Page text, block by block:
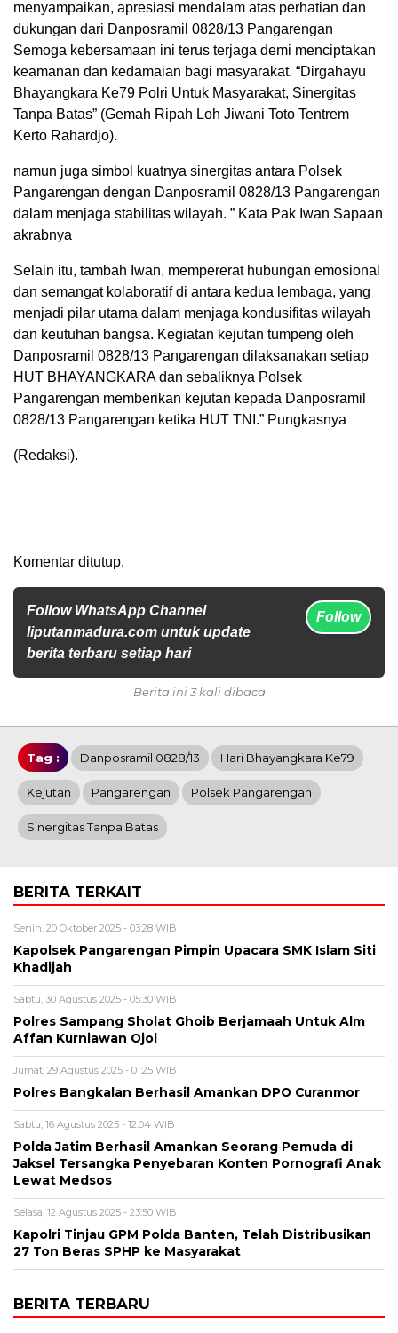
menyampaikan, apresiasi mendalam atas perhatian dan
dukungan dari Danposramil 0828/13 Pangarengan
Semoga kebersamaan ini terus terjaga demi menciptakan
keamanan dan kedamaian bagi masyarakat. “Dirgahayu
Bhayangkara Ke79 Polri Untuk Masyarakat, Sinergitas
Tanpa Batas” (Gemah Ripah Loh Jiwani Toto Tentrem
Kerto Rahardjo).
namun juga simbol kuatnya sinergitas antara Polsek
Pangarengan dengan Danposramil 0828/13 Pangarengan
dalam menjaga stabilitas wilayah. ” Kata Pak Iwan Sapaan
akrabnya
Selain itu, tambah Iwan, mempererat hubungan emosional
dan semangat kolaboratif di antara kedua lembaga, yang
menjadi pilar utama dalam menjaga kondusifitas wilayah
dan keutuhan bangsa. Kegiatan kejutan tumpeng oleh
Danposramil 0828/13 Pangarengan dilaksanakan setiap
HUT BHAYANGKARA dan sebaliknya Polsek
Pangarengan memberikan kejutan kepada Danposramil
0828/13 Pangarengan ketika HUT TNI.” Pungkasnya
(Redaksi).
Komentar ditutup.
Follow WhatsApp Channel
liputanmadura.com untuk update
berita terbaru setiap hari
Follow
Berita ini 3 kali dibaca
Tag : Danposramil 0828/13 Hari Bhayangkara Ke79
Kejutan Pangarengan Polsek Pangarengan
Sinergitas Tanpa Batas
BERITA TERKAIT
Senin, 20 Oktober 2025 - 03:28 WIB
Kapolsek Pangarengan Pimpin Upacara SMK Islam Siti
Khadijah
Sabtu, 30 Agustus 2025 - 05:30 WIB
Polres Sampang Sholat Ghoib Berjamaah Untuk Alm
Affan Kurniawan Ojol
Jumat, 29 Agustus 2025 - 01:25 WIB
Polres Bangkalan Berhasil Amankan DPO Curanmor
Sabtu, 16 Agustus 2025 - 12:04 WIB
Polda Jatim Berhasil Amankan Seorang Pemuda di
Jaksel Tersangka Penyebaran Konten Pornografi Anak
Lewat Medsos
Selasa, 12 Agustus 2025 - 23:50 WIB
Kapolri Tinjau GPM Polda Banten, Telah Distribusikan
27 Ton Beras SPHP ke Masyarakat
BERITA TERBARU